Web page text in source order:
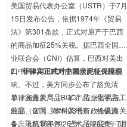
美国贸易代表办公室（USTR）于7月
15日发布公告，依据1974年《贸易
法》第301条款，正式对原产于巴西
的商品加征25%关税。据巴西全国工
业联合会（CNI）估算，巴西对美出
口中约4,100种产品将受此轮关税影
响。不过，美方同步公布了豁免清
单，涵盖农产品、矿产品、化学品、
药品、金属、木材及纸浆、机械设
备、飞机零部件、艺术品等品类。此
2、菲律宾正式对中国水泥征保障税
菲律宾海关局（BOC）依据贸易与工
业部（DTI）第26-03号行政令及海关
备忘录第164-2026号，自2026年7月